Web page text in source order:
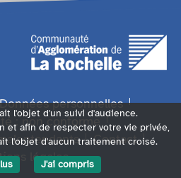
personnelles
: non conforme
Contact
légales
l'objet d'un suivi d'audience.
et afin de respecter votre vie privée,
l'objet d'aucun traitement croisé.
J'ai compris